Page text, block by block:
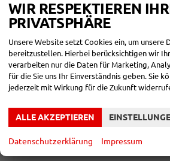
AUDI S3 SPORTBACK
2,0 TFSI QUATTRO S-TRONIC -
Fahrzeugnr. 866207
Kraftstoff Benzin Außenfarbe
WIR RESPEKTIEREN
PRIVATSPHÄRE
Unsere Website setzt Cookies ein, um unsere
bereitzustellen. Hierbei berücksichtigen wir
verarbeiten nur die Daten für Marketing,
für die Sie uns Ihr Einverständnis geben. Sie
jederzeit mit Wirkung für die Zukunft
ALLE AKZEPTIEREN
Datenschutzerklärung Impressum